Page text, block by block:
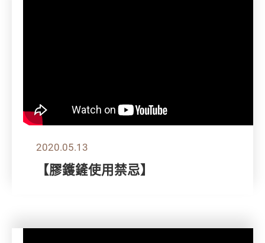
2020.05.13
【膠鑊鏟使用禁忌】